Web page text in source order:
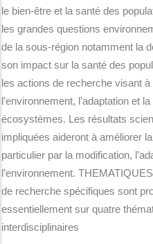
le bien-être et la santé des
les grandes questions
de la sous-région notamment la
son impact sur la santé des
les actions de recherche visant
l’environnement, l’adaptation et
écosystèmes. Les résultats
impliquées aideront à améliorer
particulier par la modification,
l’environnement.
de recherche spécifiques sont
essentiellement sur quatre
interdisciplinaires